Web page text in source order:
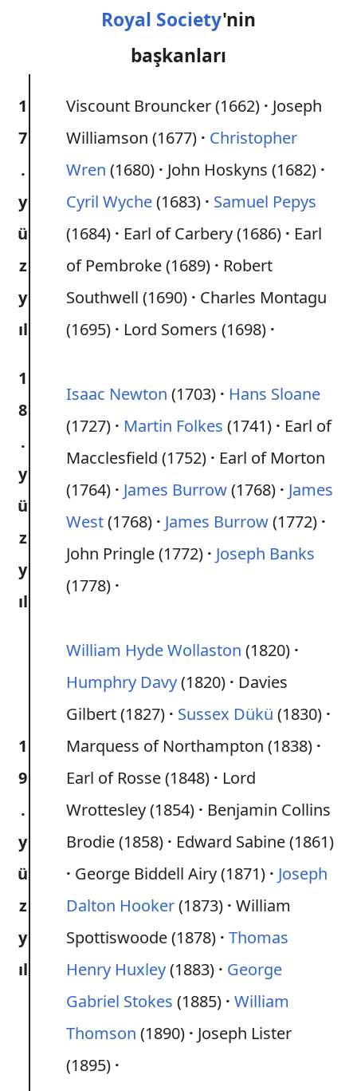
Royal Society'nin
başkanları
1
7
.
y
ü
z
y
ıl
Viscount Brouncker (1662)
Joseph
Williamson (1677)
Christopher
Wren (1680)
John Hoskyns (1682)
Cyril Wyche(1683)
Samuel Pepys
(1684)
Earl of Carbery (1686)
Earl
of Pembroke (1689)
Robert
Southwell (1690)
Charles Montagu
(1695)
Lord Somers (1698)
1
8
.
y
ü
z
y
ıl
Isaac Newton (1703)
Hans Sloane
(1727)
Martin Folkes (1741)
Earl of
Macclesfield (1752)
Earl of Morton
(1764)
James Burrow(1768)
James
West(1768) James Burrow(1772)
John Pringle (1772)
Joseph Banks
(1778)
1
9
.
y
ü
z
y
ıl
William Hyde Wollaston (1820)
Humphry Davy(1820)
Davies
Gilbert (1827)
Sussex Dükü (1830)
Marquess of Northampton (1838)
Earl of Rosse (1848)
Lord
Wrottesley (1854)
Benjamin Collins
Brodie (1858)
Edward Sabine (1861)
George Biddell Airy (1871)
Joseph
Dalton Hooker(1873) William
Spottiswoode (1878) Thomas
Henry Huxley(1883)
George
Gabriel Stokes (1885) William
Thomson (1890)
Joseph Lister
(1895)